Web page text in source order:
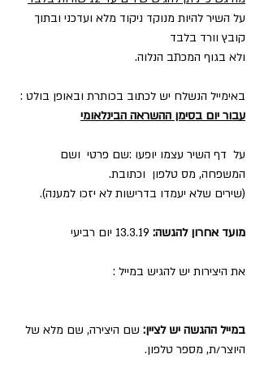
על השיר להיות מנוקד ניקוד מלא ועדכני ובתוך
קובץ וורד בלבד
ולא בגוף המכתב הנלוה.
באימייל הנשלח יש לכתוב בכותרת ובאופן בולט :
עבור יום בסימן ההשראה הבינלאומי
על  דף השיר עצמו יופעו :שם פרטי  ושם
המשפחה, מס טלפון  וכתובת.
(שירים שלא יעמדו בדרישות לא יזכו למענה).
מועד אחרון להגשה:
את היצירות יש להגיש במייל :
במייל ההגשה יש לציין: שם היצירה, שם מלא של
היוצר/ת, מספר טלפון.